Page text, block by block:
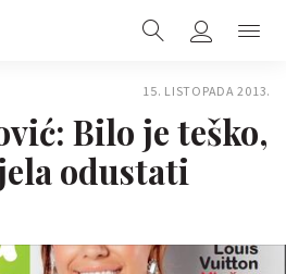
15. LISTOPADA 2013.
Bilo je teško,
odustati